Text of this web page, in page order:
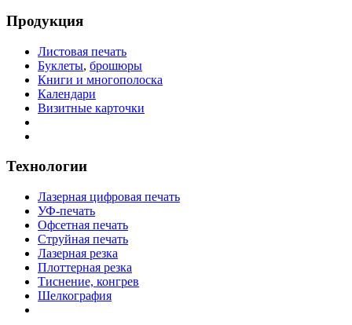
Продукция
Листовая печать
Буклеты, брошюры
Книги и многополоска
Календари
Визитные карточки
Технологии
Лазерная цифровая печать
УФ-печать
Офсетная печать
Струйная печать
Лазерная резка
Плоттерная резка
Тиснение, конгрев
Шелкография